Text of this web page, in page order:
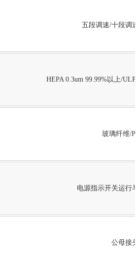
五段调速/十段调
HEPA 0.3um 99.99%以上/
玻璃纤维/
电源指示开关运行
公母接头